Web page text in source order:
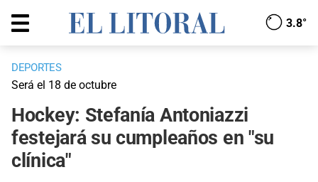
3.8°
DEPORTES
Será el 18 de octubre
Hockey: Stefanía Antoniazzi
festejará su cumpleaños en "su
clínica"